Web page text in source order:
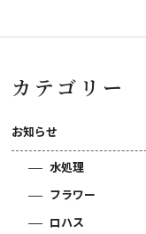
カテゴリー
お知らせ
水処理
フラワー
ロハス